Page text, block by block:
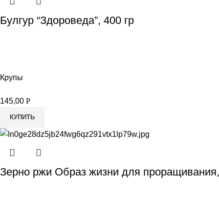
Булгур “Здороведа”, 400 гр
Крупы
145,00 Р
КУПИТЬ
Зерно ржи Образ жизни для